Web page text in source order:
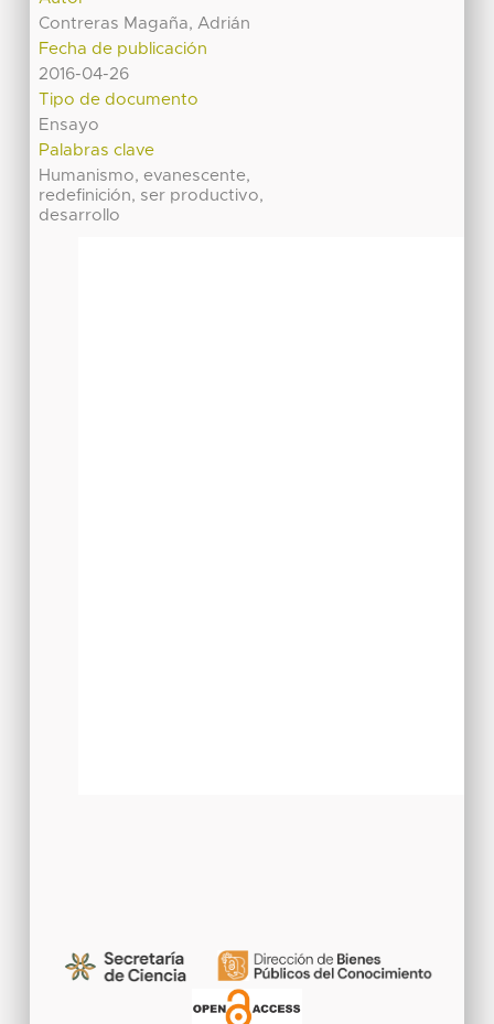
Contreras Magaña, Adrián
Fecha de publicación
2016-04-26
Tipo de documento
Ensayo
Palabras clave
Humanismo, evanescente,
redefinición, ser productivo,
desarrollo